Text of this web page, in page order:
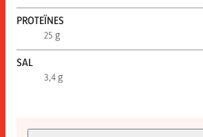
PROTEÏNES
25 g
SAL
3,4 g